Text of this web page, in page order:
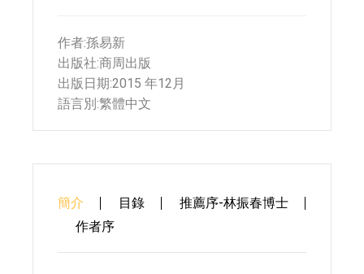
作者:孫易新
出版社:商周出版
出版日期:2015 年12月
語言別:繁體中文
簡介 目錄
推薦序-林振春博士
作者序